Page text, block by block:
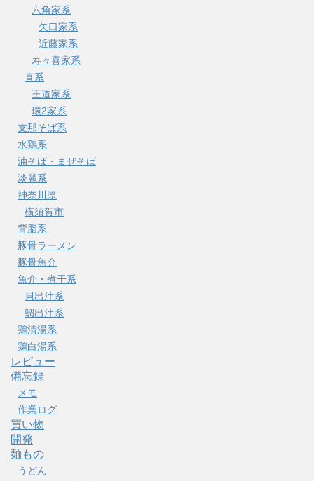
六角家系
矢口家系
近藤家系
寿々喜家系
直系
王道家系
環2家系
支那そば系
水鶏系
油そば・まぜそば
淡麗系
神奈川県
横須賀市
背脂系
豚骨ラーメン
豚骨魚介
魚介・煮干系
貝出汁系
鯛出汁系
鶏清湯系
鶏白湯系
レビュー
備忘録
メモ
作業ログ
買い物
開発
麺もの
うどん